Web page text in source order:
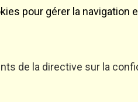
pour gérer la
de la directive sur la